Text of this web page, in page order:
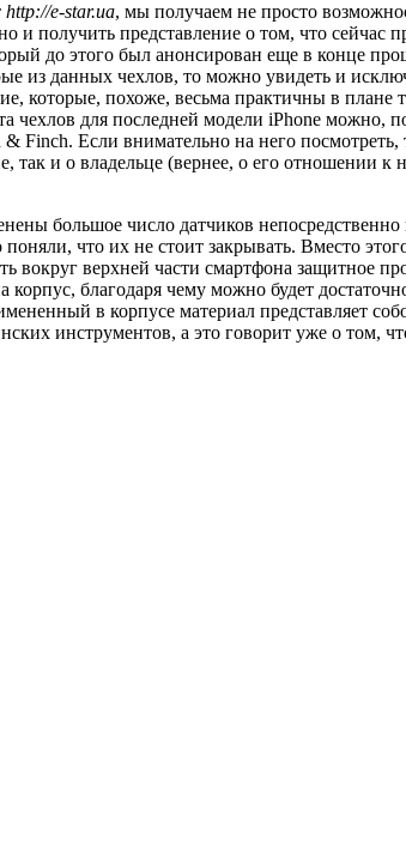
http://e-star.ua, мы получаем не просто
и получить представление о том, что сейчас
до этого был анонсирован еще в конце
из данных чехлов, то можно увидеть и
которые, похоже, весьма практичны в плане
чехлов для последней модели iPhone можно,
Finch. Если внимательно на него
так и о владельце (вернее, о его отношении к
большое число датчиков
поняли, что их не стоит закрывать. Вместо
вокруг верхней части смартфона защитное
благодаря чему можно будет
в корпусе материал представляет
инструментов, а это говорит уже о том,